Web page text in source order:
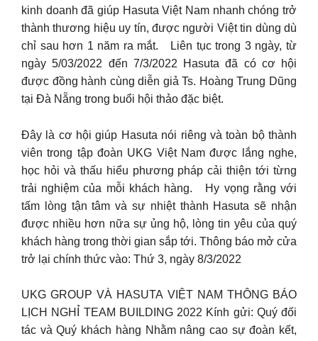
kinh doanh đã giúp Hasuta Việt Nam nhanh chóng trở
thành thương hiệu uy tín, được người Việt tin dùng dù
chỉ sau hơn 1 năm ra mắt. Liên tục trong 3 ngày, từ
ngày 5/03/2022 đến 7/3/2022 Hasuta đã có cơ hội
được đồng hành cùng diễn giả Ts. Hoàng Trung Dũng
tại Đà Nẵng trong buổi hội thảo đặc biệt.
Đây là cơ hội giúp Hasuta nói riêng và toàn bộ thành
viên trong tập đoàn UKG Việt Nam được lắng nghe,
học hỏi và thấu hiểu phương pháp cải thiện tới từng
trải nghiệm của mỗi khách hàng. Hy vọng rằng với
tấm lòng tận tâm và sự nhiệt thành Hasuta sẽ nhận
được nhiều hơn nữa sự ủng hộ, lòng tin yêu của quý
khách hàng trong thời gian sắp tới. Thông báo mở cửa
trở lại chính thức vào: Thứ 3, ngày 8/3/2022
UKG GROUP VÀ HASUTA VIỆT NAM THÔNG BÁO
LỊCH NGHỈ TEAM BUILDING 2022 Kính gửi: Quý đối
tác và Quý khách hàng Nhằm nâng cao sự đoàn kết,